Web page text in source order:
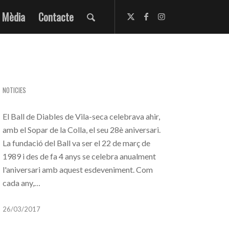
Mèdia Contacte
NOTICIES
El Ball de Diables de Vila-seca celebrava ahir,
amb el Sopar de la Colla, el seu 28è aniversari.
La fundació del Ball va ser el 22 de març de
1989 i des de fa 4 anys se celebra anualment
l'aniversari amb aquest esdeveniment. Com
cada any,…
26/03/2017